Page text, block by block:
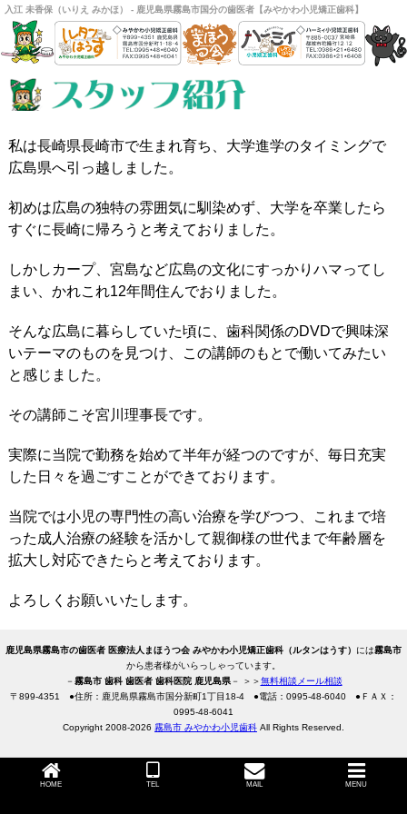
入江 未香保（いりえ みかほ） - 鹿児島県霧島市国分の歯医者【みやかわ小児矯正歯科】
私は長崎県長崎市で生まれ育ち、大学進学のタイミングで
広島県へ引っ越しました。
初めは広島の独特の雰囲気に馴染めず、大学を卒業したら
すぐに長崎に帰ろうと考えておりました。
しかしカープ、宮島など広島の文化にすっかりハマってし
まい、かれこれ12年間住んでおりました。
そんな広島に暮らしていた頃に、歯科関係のDVDで興味深
いテーマのものを見つけ、この講師のもとで働いてみたい
と感じました。
その講師こそ宮川理事長です。
実際に当院で勤務を始めて半年が経つのですが、毎日充実
した日々を過ごすことができております。
当院では小児の専門性の高い治療を学びつつ、これまで培
った成人治療の経験を活かして親御様の世代まで年齢層を
拡大し対応できたらと考えております。
よろしくお願いいたします。
鹿児島県霧島市の歯医者 医療法人まほうつ会 みやかわ小児矯正歯科（ルタンはうす） には霧島市
から患者様がいらっしゃっています。
－霧島市 歯科 歯医者 歯科医院 鹿児島県－ ＞＞無料相談メール相談
〒 899-4351 ●住所：鹿児島県霧島市国分新町1丁目18-4 ●電話： 0995-48-6040 ●ＦＡＸ：
0995-48-6041
Copyright 2008-2026 霧島市 みやかわ小児歯科 All Rights Reserved.
HOME TEL MAIL MENU